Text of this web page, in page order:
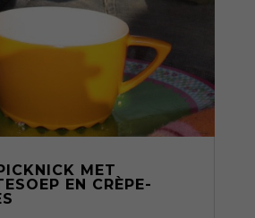
MET
EN CRÈPE-